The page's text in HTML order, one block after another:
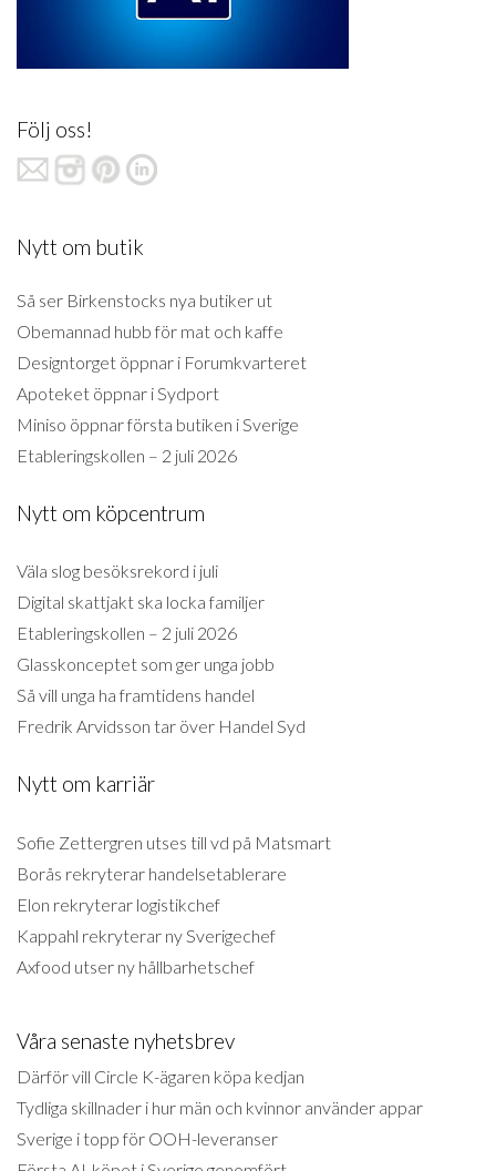
Följ oss!
Nytt om butik
Så ser Birkenstocks nya butiker ut
Obemannad hubb för mat och kaffe
Designtorget öppnar i Forumkvarteret
Apoteket öppnar i Sydport
Miniso öppnar första butiken i Sverige
Etableringskollen – 2 juli 2026
Nytt om köpcentrum
Väla slog besöksrekord i juli
Digital skattjakt ska locka familjer
Etableringskollen – 2 juli 2026
Glasskonceptet som ger unga jobb
Så vill unga ha framtidens handel
Fredrik Arvidsson tar över Handel Syd
Nytt om karriär
Sofie Zettergren utses till vd på Matsmart
Borås rekryterar handelsetablerare
Elon rekryterar logistikchef
Kappahl rekryterar ny Sverigechef
Axfood utser ny hållbarhetschef
Våra senaste nyhetsbrev
Därför vill Circle K-ägaren köpa kedjan
Tydliga skillnader i hur män och kvinnor använder appar
Sverige i topp för OOH-leveranser